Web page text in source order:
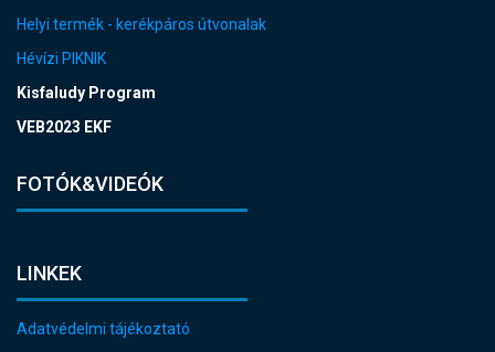
Helyi termék - kerékpáros útvonalak
Hévízi PIKNIK
Kisfaludy Program
VEB2023 EKF
FOTÓK&VIDEÓK
LINKEK
Adatvédelmi tájékoztató